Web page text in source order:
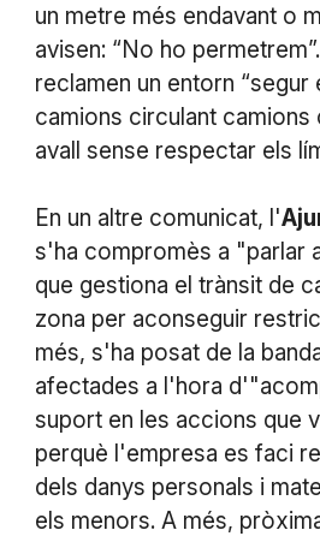
un metre més endavant o
avisen: “No ho
reclamen un entorn “segur
camions circulant camions
avall sense respectar els
En un altre comunicat, l'
s'ha compromès a "parlar
que gestiona el trànsit de
zona per aconseguir
més, s'ha posat de la
afectades a l'hora
suport en les accions que
perquè l'empresa es faci
dels danys personals i
els menors. A més,